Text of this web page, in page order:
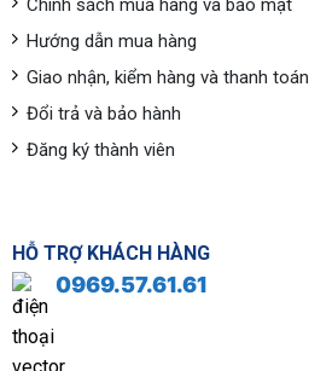
Chính sách mua hàng và bảo mật
Hướng dẫn mua hàng
Giao nhận, kiểm hàng và thanh toán
Đổi trả và bảo hành
Đăng ký thành viên
HỖ TRỢ KHÁCH HÀNG
0969.57.61.61